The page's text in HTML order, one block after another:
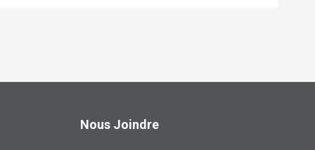
Nous Joindre